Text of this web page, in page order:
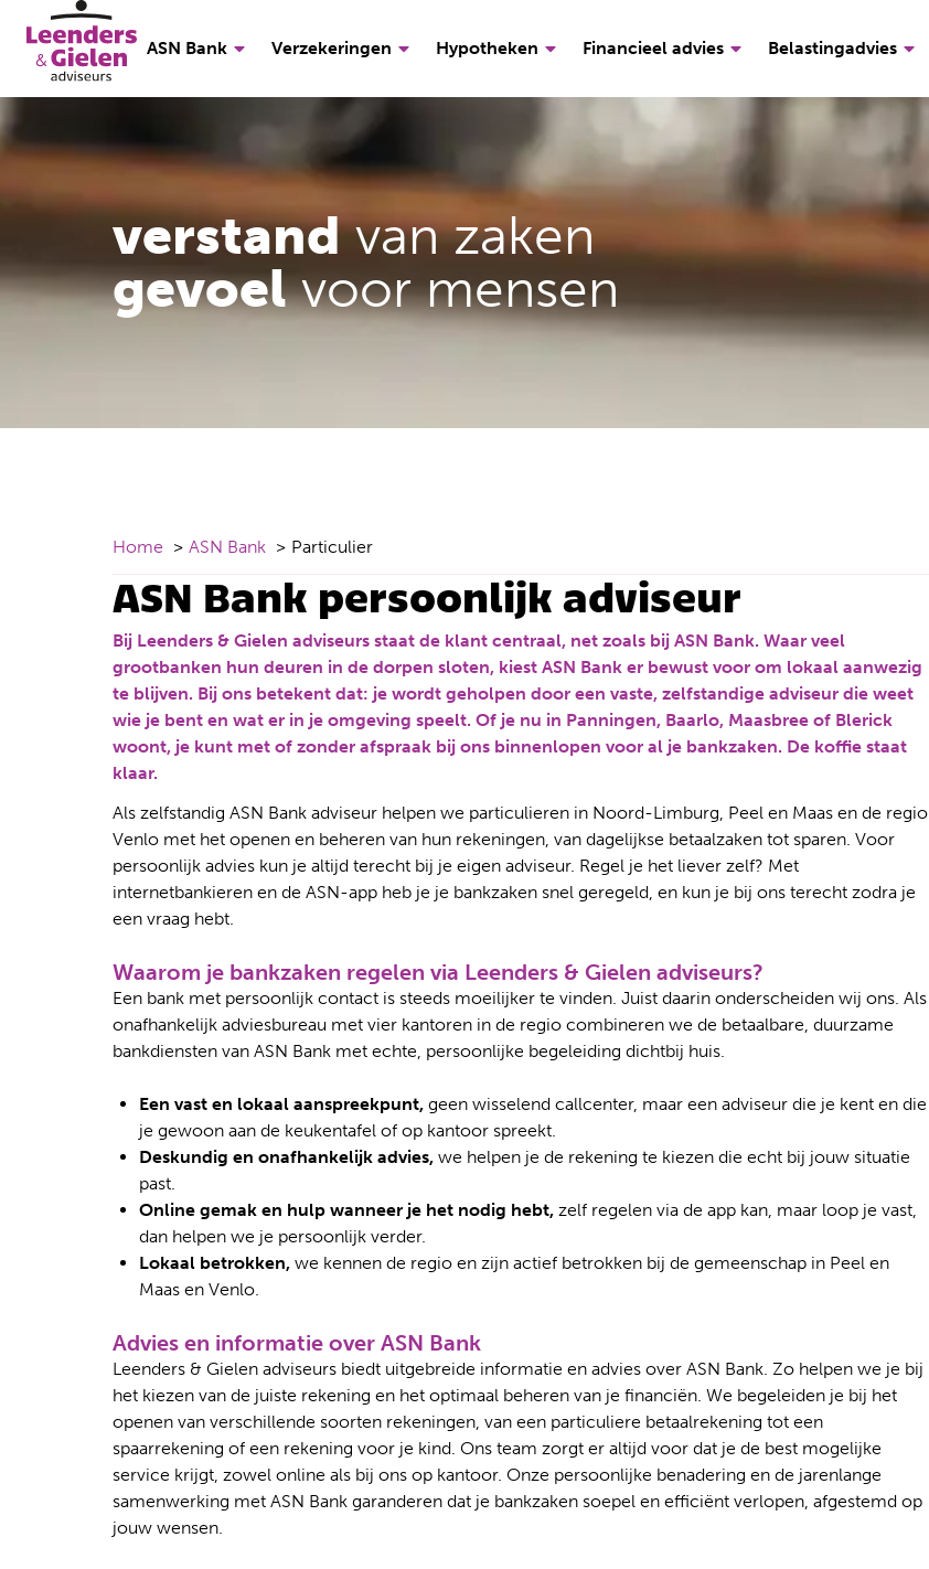
ASN Bank Verzekeringen Hypotheken Financieel advies Belastingadvies
verstandvan zaken
gevoelvoor mensen
Home ASN Bank Particulier
ASN Bank persoonlijk adviseur
Bij Leenders & Gielen adviseurs staat de klant centraal, net zoals bij ASN Bank. Waar veel
grootbanken hun deuren in de dorpen sloten, kiest ASN Bank er bewust voor om lokaal aanwezig
te blijven. Bij ons betekent dat: je wordt geholpen door een vaste, zelfstandige adviseur die weet
wie je bent en wat er in je omgeving speelt. Of je nu in Panningen, Baarlo, Maasbree of Blerick
woont, je kunt met of zonder afspraak bij ons binnenlopen voor al je bankzaken. De koffie staat
klaar.
Als zelfstandig ASN Bank adviseur helpen we particulieren in Noord-Limburg, Peel en Maas en de regio
Venlo met het openen en beheren van hun rekeningen, van dagelijkse betaalzaken tot sparen. Voor
persoonlijk advies kun je altijd terecht bij je eigen adviseur. Regel je het liever zelf? Met
internetbankieren en de ASN-app heb je je bankzaken snel geregeld, en kun je bij ons terecht zodra je
een vraag hebt.
Waarom je bankzaken regelen via Leenders & Gielen adviseurs?
Een bank met persoonlijk contact is steeds moeilijker te vinden. Juist daarin onderscheiden wij ons. Als
onafhankelijk adviesbureau met vier kantoren in de regio combineren we de betaalbare, duurzame
bankdiensten van ASN Bank met echte, persoonlijke begeleiding dichtbij huis.
Een vast en lokaal aanspreekpunt, geen wisselend callcenter, maar een adviseur die je kent en die
je gewoon aan de keukentafel of op kantoor spreekt.
Deskundig en onafhankelijk advies, we helpen je de rekening te kiezen die echt bij jouw situatie
past.
Online gemak en hulp wanneer je het nodig hebt, zelf regelen via de app kan, maar loop je vast,
dan helpen we je persoonlijk verder.
Lokaal betrokken, we kennen de regio en zijn actief betrokken bij de gemeenschap in Peel en
Maas en Venlo.
Advies en informatie over ASN Bank
Leenders & Gielen adviseurs biedt uitgebreide informatie en advies over ASN Bank. Zo helpen we je bij
het kiezen van de juiste rekening en het optimaal beheren van je financiën. We begeleiden je bij het
openen van verschillende soorten rekeningen, van een particuliere betaalrekening tot een
spaarrekening of een rekening voor je kind. Ons team zorgt er altijd voor dat je de best mogelijke
service krijgt, zowel online als bij ons op kantoor. Onze persoonlijke benadering en de jarenlange
samenwerking met ASN Bank garanderen dat je bankzaken soepel en efficiënt verlopen, afgestemd op
jouw wensen.